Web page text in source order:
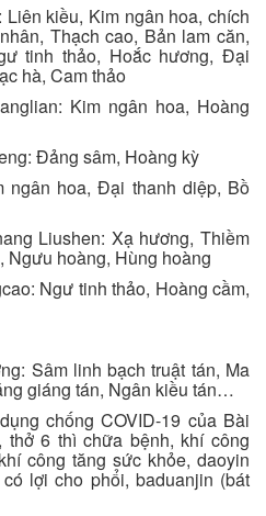
kiều, Kim ngân hoa, chích
Thạch cao, Bản lam căn,
tinh thảo, Hoắc hương, Đại
hà, Cam thảo
Kim ngân hoa, Hoàng
Đảng sâm, Hoàng kỳ
hoa, Đại thanh diệp, Bồ
Liushen: Xạ hương, Thiềm
Ngưu hoàng, Hùng hoàng
Ngư tinh thảo, Hoàng cầm,
Sâm linh bạch truật tán, Ma
giáng tán, Ngân kiều tán…
chống COVID-19 của Bài
thở 6 thì chữa bệnh, khí công
công tăng sức khỏe, daoyin
lợi cho phổi, baduanjin (bát